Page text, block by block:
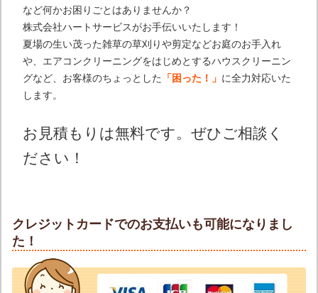
など何かお困りごとはありませんか？
株式会社ハートサービスがお手伝いいたします！
夏場の生い茂った雑草の草刈りや剪定などお庭のお手入れ
や、エアコンクリーニングをはじめとするハウスクリーニン
グなど、お客様のちょっとした
「困った！」 に全力対応いた
します。
お見積もりは無料です。ぜひご相談く
ださい！
クレジットカードでのお支払いも可能になりまし
た！